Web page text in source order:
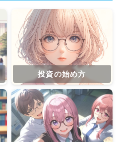
投資の始め方